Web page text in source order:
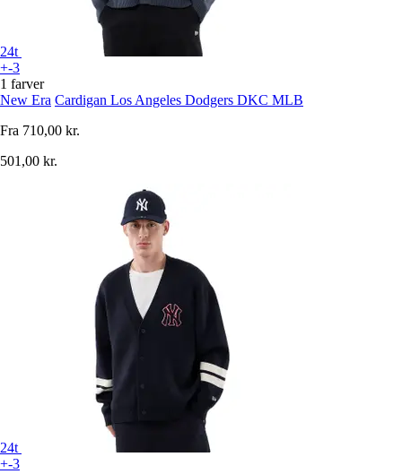
24t
+-3
1 farver
New Era Cardigan Los Angeles Dodgers DKC MLB
Fra 710,00 kr.
501,00 kr.
24t
+-3